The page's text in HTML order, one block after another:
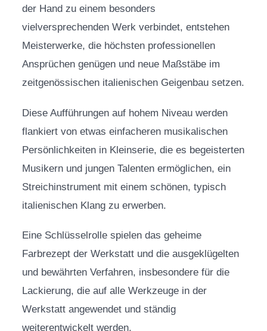
der Hand zu einem besonders
vielversprechenden Werk verbindet, entstehen
Meisterwerke, die höchsten professionellen
Ansprüchen genügen und neue Maßstäbe im
zeitgenössischen italienischen Geigenbau setzen.
Diese Aufführungen auf hohem Niveau werden
flankiert von etwas einfacheren musikalischen
Persönlichkeiten in Kleinserie, die es begeisterten
Musikern und jungen Talenten ermöglichen, ein
Streichinstrument mit einem schönen, typisch
italienischen Klang zu erwerben.
Eine Schlüsselrolle spielen das geheime
Farbrezept der Werkstatt und die ausgeklügelten
und bewährten Verfahren, insbesondere für die
Lackierung, die auf alle Werkzeuge in der
Werkstatt angewendet und ständig
weiterentwickelt werden.